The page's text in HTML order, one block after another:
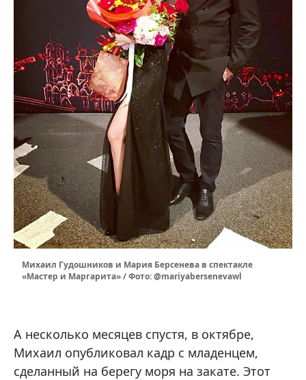
Михаил Гудошников и Мария Берсенева в спектакле
«Мастер и Маргарита» / Фото: @mariyabersenevawl
А несколько месяцев спустя, в октябре,
Михаил опубликовал кадр с младенцем,
сделанный на берегу моря на закате. Этот